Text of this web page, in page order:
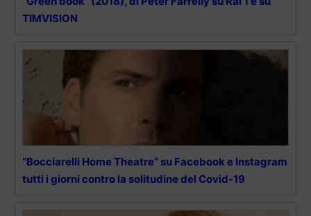
TIMVISION
“Bocciarelli Home Theatre” su Facebook e Instagram
tutti i giorni contro la solitudine del Covid-19